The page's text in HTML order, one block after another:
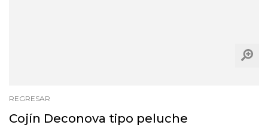
REGRESAR
Cojín Deconova tipo peluche